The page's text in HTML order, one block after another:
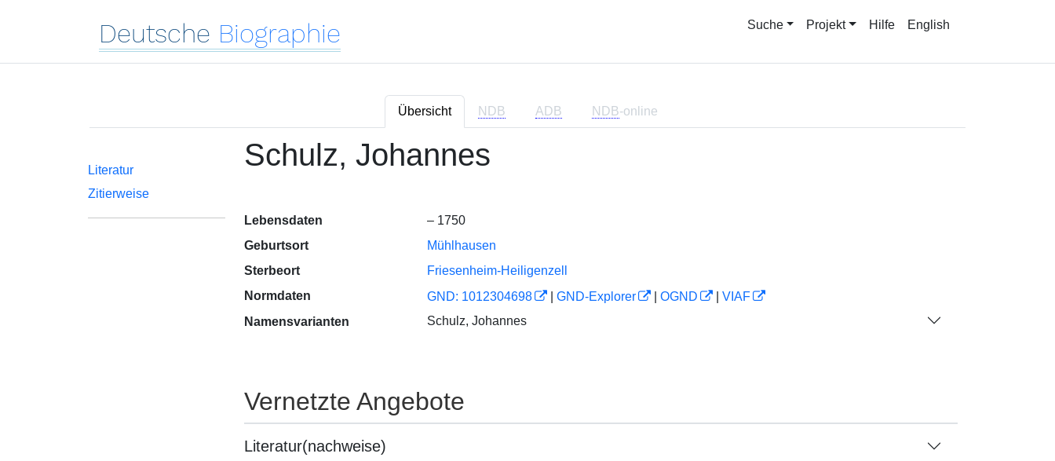
Deutsche Biographie Suche Projekt Hilfe English
Übersicht NDB ADB NDB-online
Literatur
Zitierweise
Schulz, Johannes
Lebensdaten
– 1750
Geburtsort
Mühlhausen
Sterbeort
Friesenheim-Heiligenzell
Normdaten
GND: 1012304698 GND-Explorer OGND
VIAF
Namensvarianten
Schulz, Johannes
Vernetzte Angebote
Literatur(nachweise)